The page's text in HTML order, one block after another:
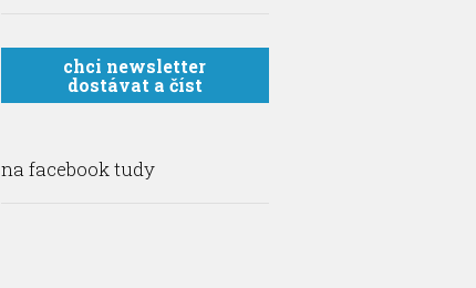
chci newsletter
dostávat a číst
na facebook tudy